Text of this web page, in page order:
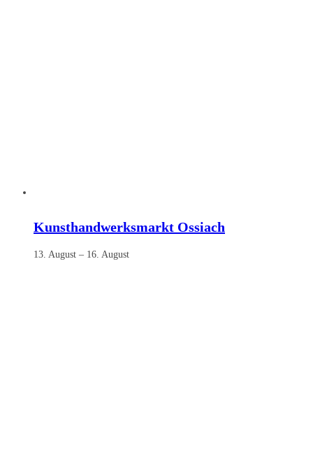
Kunsthandwerksmarkt Ossiach
13. August – 16. August